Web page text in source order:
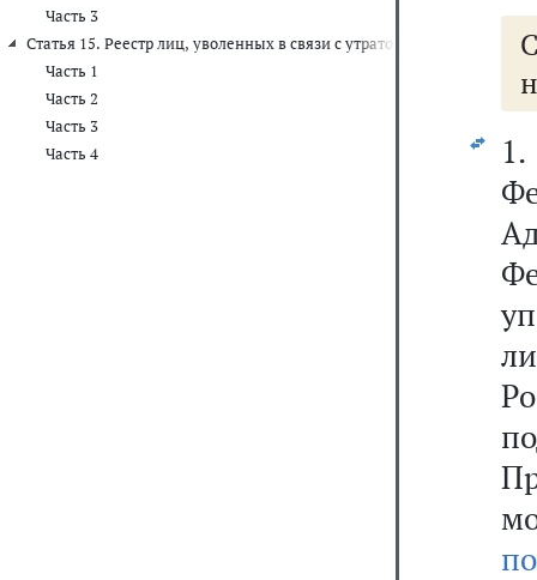
Часть 3
Статья 15. Реестр лиц, уволенных в связи с утратой доверия
Часть 1
Часть 2
Часть 3
Часть 4